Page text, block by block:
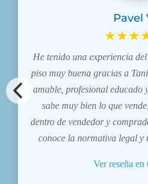
Pavel
He tenido una experiencia
piso muy buena gracias a
amable, profesional educado
sabe muy bien lo que
dentro de vendedor y
conoce la normativa legal
Ver reseña en